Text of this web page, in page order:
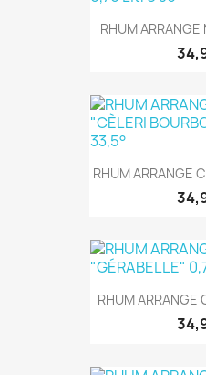
RHUM ARRANGE
RHUM ARRANGE
RHUM ARRANGE